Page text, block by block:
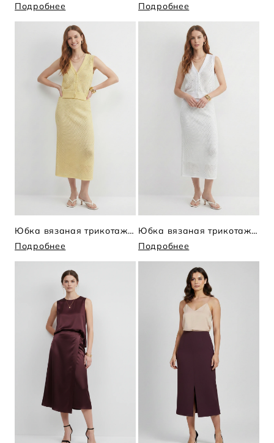
Подробнее
Подробнее
Юбка вязаная трикотажная
Подробнее
Юбка вязаная трикотажная
Подробнее